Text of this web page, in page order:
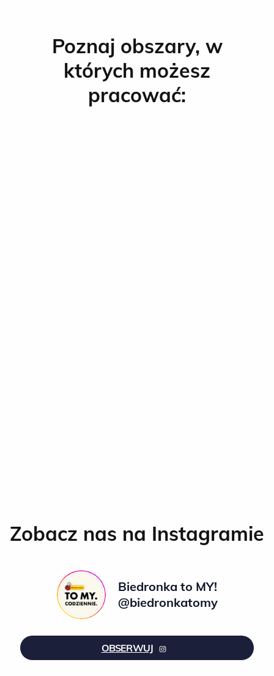
naszego biznesu.
Poznaj obszary, w
których możesz
pracować:
Zobacz nas na Instagramie
Biedronka to MY!
@biedronkatomy
OBSERWUJ